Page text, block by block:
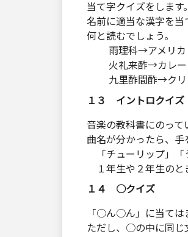
当て字クイズをします。
名前に適当な漢字を当
何と読むでしょう。
雨理科→アメリカ
火礼来酢→カレー
九里酢間酢→クリ
１３ イントロクイズ
音楽の教科書にのって
曲名が分かったら、手
「チューリップ」「
１年生や２年生のと
１４ ○クイズ
「○ん○ん」に当ては
ただし、○の中に同じ